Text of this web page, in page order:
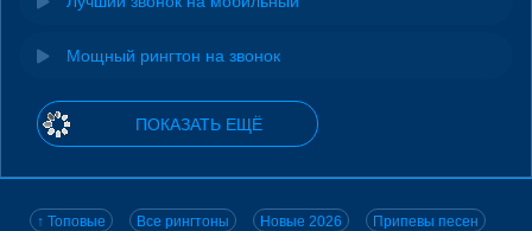
Мощный рингтон на звонок
ПОКАЗАТЬ ЕЩЁ
↑ Топовые Все рингтоны Новые 2026 Припевы песен